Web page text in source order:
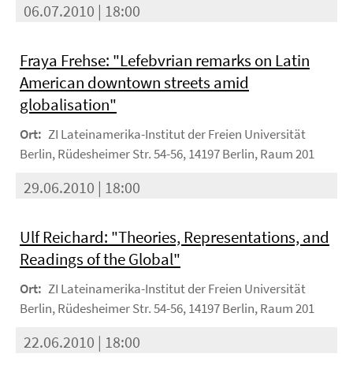
06.07.2010 | 18:00
Fraya Frehse: "Lefebvrian remarks on Latin
American downtown streets amid
globalisation"
Ort: ZI Lateinamerika-Institut der Freien Universität
Berlin, Rüdesheimer Str. 54-56, 14197 Berlin, Raum 201
29.06.2010 | 18:00
Ulf Reichard: "Theories, Representations, and
Readings of the Global"
Ort: ZI Lateinamerika-Institut der Freien Universität
Berlin, Rüdesheimer Str. 54-56, 14197 Berlin, Raum 201
22.06.2010 | 18:00